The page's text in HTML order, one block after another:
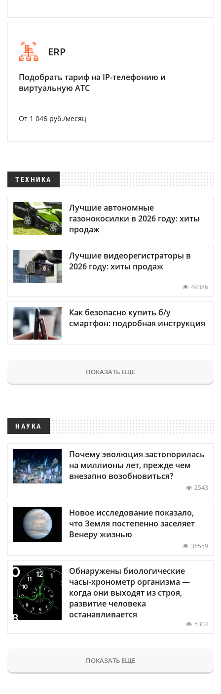
ERP
Подобрать тариф на IP-телефонию и
виртуальную АТС
От 1 046 руб./месяц
ТЕХНИКА
Лучшие автономные
газонокосилки в 2026 году: хиты
продаж
Лучшие видеорегистраторы в
2026 году: хиты продаж
49386
Как безопасно купить б/у
смартфон: подробная инструкция
ПОКАЗАТЬ ЕЩЕ
НАУКА
Почему эволюция застопорилась
на миллионы лет, прежде чем
внезапно возобновиться?
2543
Новое исследование показало,
что Земля постепенно заселяет
Венеру жизнью
36559
Обнаружены биологические
часы-хронометр организма —
когда они выходят из строя,
развитие человека
останавливается
5304
ПОКАЗАТЬ ЕЩЕ